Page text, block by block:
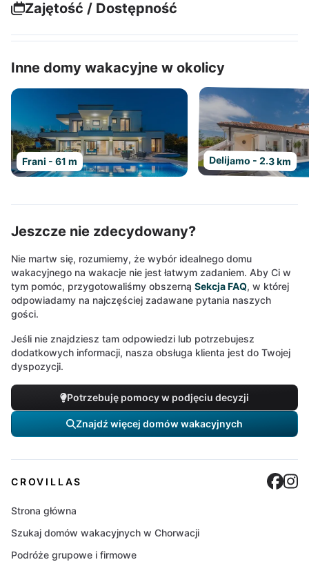
Zajętość / Dostępność
Inne domy wakacyjne w okolicy
Frani - 61 m Delijamo - 2.3 km
Jeszcze nie zdecydowany?
Nie martw się, rozumiemy, że wybór idealnego domu
wakacyjnego na wakacje nie jest łatwym zadaniem. Aby Ci w
tym pomóc, przygotowaliśmy obszerną Sekcja FAQ, w której
odpowiadamy na najczęściej zadawane pytania naszych
gości.
Jeśli nie znajdziesz tam odpowiedzi lub potrzebujesz
dodatkowych informacji, nasza obsługa klienta jest do Twojej
dyspozycji.
Potrzebuję pomocy w podjęciu decyzji
Znajdź więcej domów wakacyjnych
CROVILLAS
Strona główna
Szukaj domów wakacyjnych w Chorwacji
Podróże grupowe i firmowe